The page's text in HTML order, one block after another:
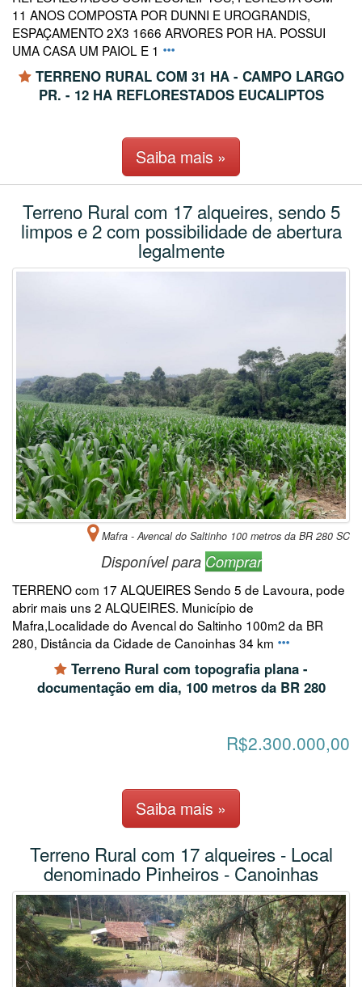
11 ANOS COMPOSTA POR DUNNI E UROGRANDIS,
ESPAÇAMENTO 2X3 1666 ARVORES POR HA. POSSUI
UMA CASA UM PAIOL E 1
TERRENO RURAL COM 31 HA - CAMPO LARGO
PR. - 12 HA REFLORESTADOS EUCALIPTOS
Saiba mais »
Terreno Rural com 17 alqueires, sendo 5
limpos e 2 com possibilidade de abertura
legalmente
Mafra - Avencal do Saltinho 100 metros da BR 280 SC
Disponível para Comprar
TERRENO com 17 ALQUEIRES Sendo 5 de Lavoura, pode
abrir mais uns 2 ALQUEIRES. Município de
Mafra,Localidade do Avencal do Saltinho 100m2 da BR
280, Distância da Cidade de Canoinhas 34 km
Terreno Rural com topografia plana -
documentação em dia, 100 metros da BR 280
R$2.300.000,00
Saiba mais »
Terreno Rural com 17 alqueires - Local
denominado Pinheiros - Canoinhas